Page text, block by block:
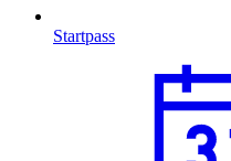
Startpass